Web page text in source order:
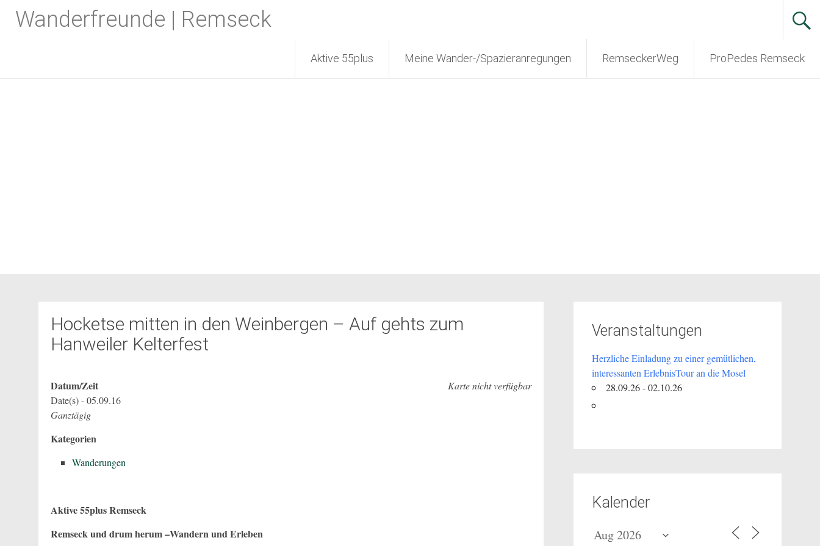
InhaltWanderfreunde | Remseck
Aktive 55plus Meine Wander-/Spazieranregungen RemseckerWeg ProPedes Remseck
Hocketse mitten in den Weinbergen – Auf gehts zum
Hanweiler Kelterfest
Karte nicht verfügbar
Datum/Zeit
Date(s) - 05.09.16
Ganztägig
Kategorien
Wanderungen
Aktive 55plus Remseck
Remseck und drum herum –Wandern und Erleben
Veranstaltungen
Herzliche Einladung zu einer gemütlichen,
interessanten ErlebnisTour an die Mosel
28.09.26 - 02.10.26
Kalender